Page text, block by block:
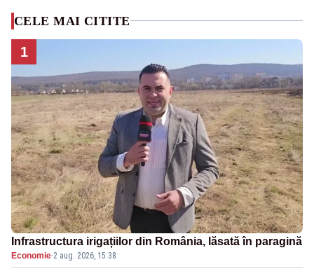
CELE MAI CITITE
1
Infrastructura irigațiilor din România, lăsată în paragină
Economie·2 aug. 2026, 15:38